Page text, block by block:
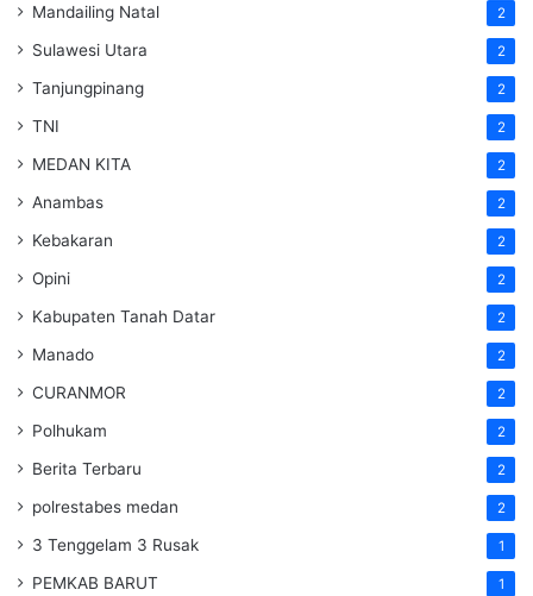
Mandailing Natal 2
Sulawesi Utara 2
Tanjungpinang 2
TNI 2
MEDAN KITA 2
Anambas 2
Kebakaran 2
Opini 2
Kabupaten Tanah Datar 2
Manado 2
CURANMOR 2
Polhukam 2
Berita Terbaru 2
polrestabes medan 2
3 Tenggelam 3 Rusak 1
PEMKAB BARUT 1